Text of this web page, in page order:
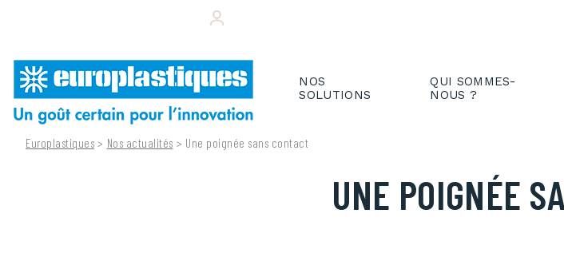
NOS
SOLUTIONS
QUI SOMMES-
NOUS ?
Europlastiques > Nos actualités > Une poignée sans contact
UNE POIGNÉE